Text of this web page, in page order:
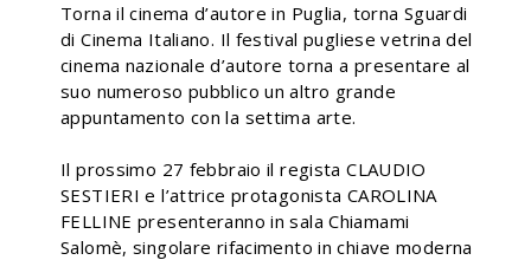
Torna il cinema d’autore in Puglia, torna Sguardi
di Cinema Italiano. Il festival pugliese vetrina del
cinema nazionale d’autore torna a presentare al
suo numeroso pubblico un altro grande
appuntamento con la settima arte.
Il prossimo 27 febbraio il regista CLAUDIO
SESTIERI e l’attrice protagonista CAROLINA
FELLINE presenteranno in sala Chiamami
Salomè, singolare rifacimento in chiave moderna